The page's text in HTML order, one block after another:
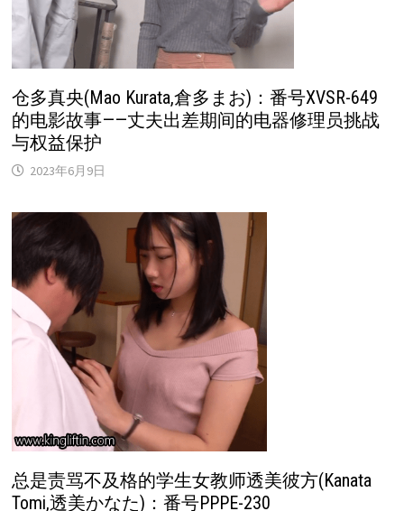
仓多真央(Mao Kurata,倉多まお)：番号XVSR-649
的电影故事——丈夫出差期间的电器修理员挑战
与权益保护
2023年6月9日
总是责骂不及格的学生女教师透美彼方(Kanata
Tomi,透美かなた)：番号PPPE-230